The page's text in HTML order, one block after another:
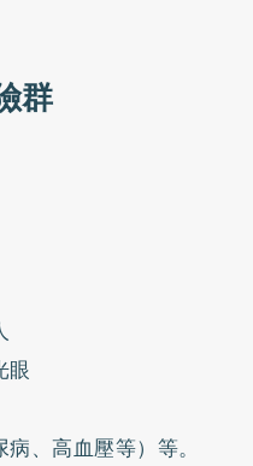
群
眼
、高血壓等）等。